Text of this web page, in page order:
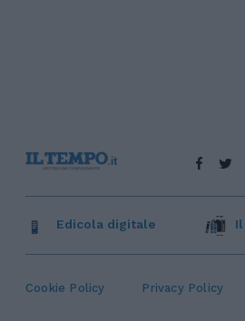
Cookie Policy Privacy Policy
Edicola digitale